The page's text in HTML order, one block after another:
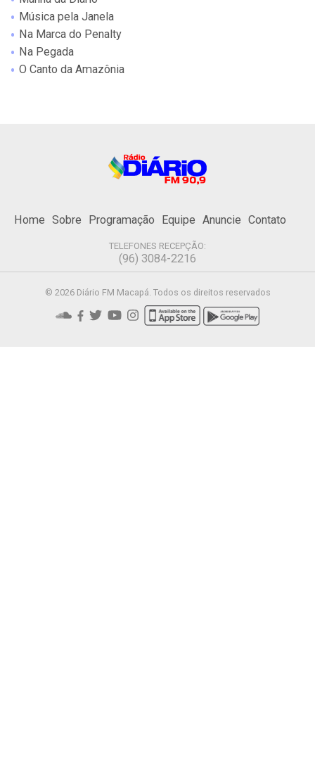
Música pela Janela
Na Marca do Penalty
Na Pegada
O Canto da Amazônia
Home Sobre Programação Equipe Anuncie Contato
TELEFONES RECEPÇÃO:
(96) 3084-2216
© 2026 Diário FM Macapá. Todos os direitos reservados